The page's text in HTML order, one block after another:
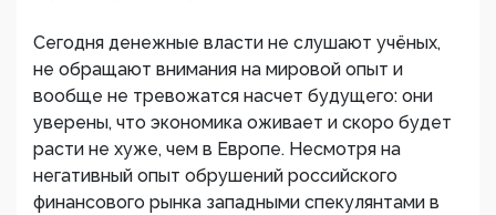
Сегодня денежные власти не слушают учёных,
не обращают внимания на мировой опыт и
вообще не тревожатся насчет будущего: они
уверены, что экономика оживает и скоро будет
расти не хуже, чем в Европе. Несмотря на
негативный опыт обрушений российского
финансового рынка западными спекулянтами в